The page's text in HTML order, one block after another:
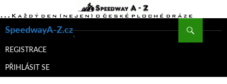
SpeedwayA-Z.cz
K
WEBU
REGISTRACE
PŘIHLÁSIT SE